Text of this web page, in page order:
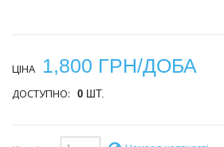
ЦІНА 1,800 ГРН/ДОБА
ДОСТУПНО: 0 ШТ.